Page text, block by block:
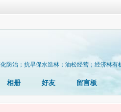
防治；抗旱保水造林；油松经营；经济林
相册 好友 留言板